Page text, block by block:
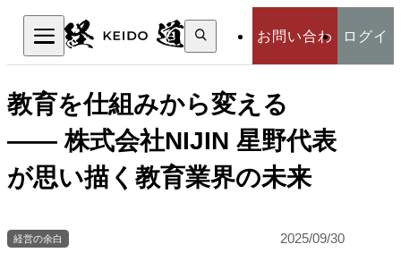
お問い合わ ログイ
検
索:
検索
教育を仕組みから変える
—— 株式会社NIJIN 星野代表
が思い描く教育業界の未来
経営の余白 2025/09/30